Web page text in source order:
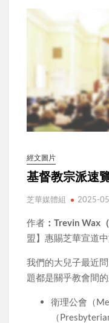
經文圖片
基督教宗派速
芝華媒體組 2025-
作者 ：Trevin Wax
盟】惠賜芝華宣道
我們的大兒子最近
題都是關乎教會間的
衛理公會（
（